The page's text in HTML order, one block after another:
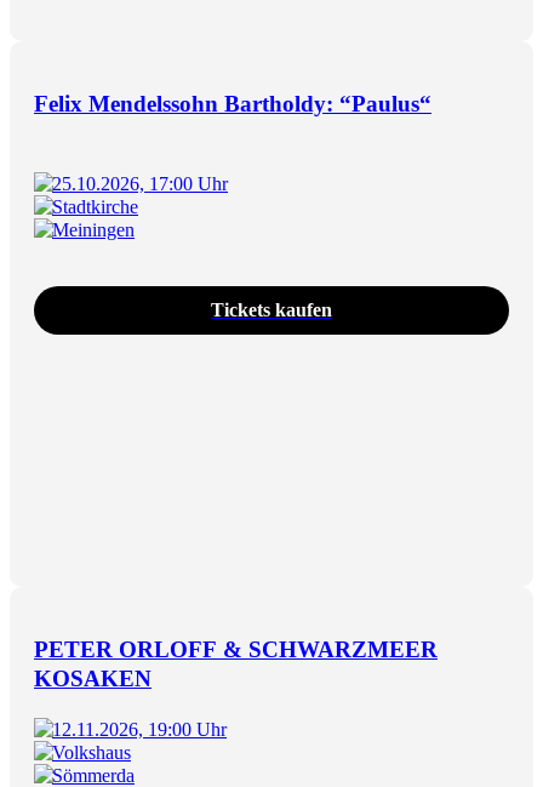
Felix Mendelssohn Bartholdy: “Paulus“
25.10.2026, 17:00 Uhr
Stadtkirche
Meiningen
Tickets kaufen
PETER ORLOFF & SCHWARZMEER
KOSAKEN
12.11.2026, 19:00 Uhr
Volkshaus
Sömmerda